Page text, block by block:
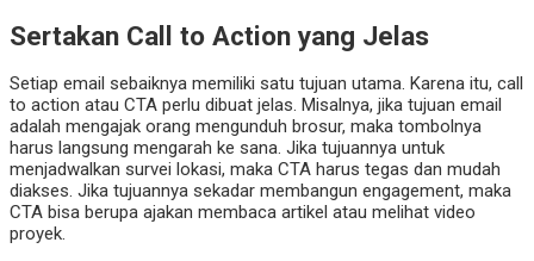
Sertakan Call to Action yang Jelas
Setiap email sebaiknya memiliki satu tujuan utama. Karena itu, call
to action atau CTA perlu dibuat jelas. Misalnya, jika tujuan email
adalah mengajak orang mengunduh brosur, maka tombolnya
harus langsung mengarah ke sana. Jika tujuannya untuk
menjadwalkan survei lokasi, maka CTA harus tegas dan mudah
diakses. Jika tujuannya sekadar membangun engagement, maka
CTA bisa berupa ajakan membaca artikel atau melihat video
proyek.